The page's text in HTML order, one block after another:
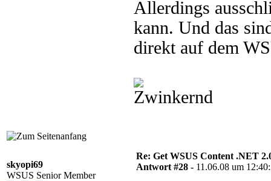
Allerdings
kann. Und das
direkt auf dem
skyopi69
WSUS Senior Member
Re: Get WSUS Content .NET
Antwort #28 - 11.06.08 um